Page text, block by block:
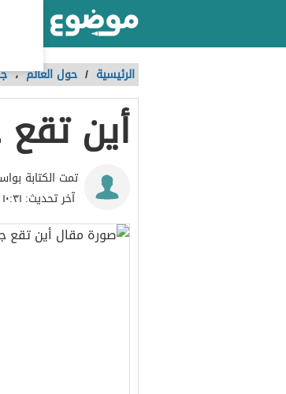
الرئيسية / حول العالم،
أين
تمت الكتابة
آخر تحديث: ١٠:٣١ ، ١٥ مارس ٢٠١٥